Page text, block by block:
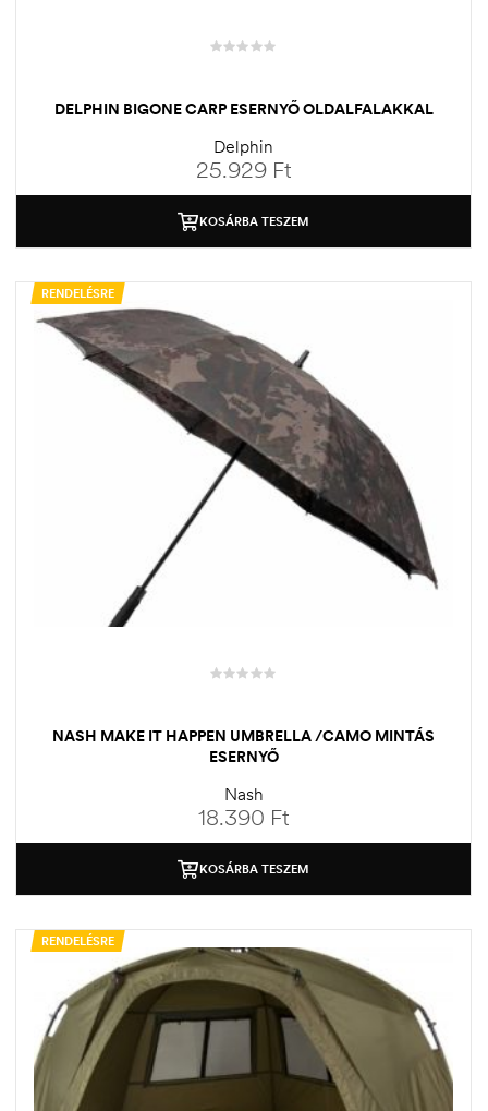
DELPHIN BIGONE CARP ESERNYŐ OLDALFALAKKAL
Delphin
25.929 Ft
KOSÁRBA TESZEM
RENDELÉSRE
NASH MAKE IT HAPPEN UMBRELLA /CAMO MINTÁS
ESERNYŐ
Nash
18.390 Ft
KOSÁRBA TESZEM
RENDELÉSRE